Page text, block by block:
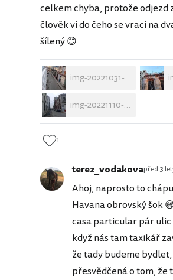
celkem chyba, protože odjezd
člověk ví do čeho se vrací na
šílený 😊
img-20221031-181551.jpg
img-20221110-134823.jpg
1
terez_vodakovapřed 3
Ahoj, naprosto to
Havana obrovský šok
casa particular pár
když nás tam taxikář
že tady budeme
přesvědčená o tom, že